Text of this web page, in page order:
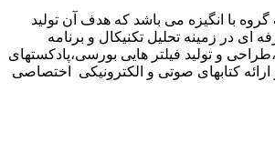
با انگیزه می باشد که هدف آن تولید
ای در زمینه تحلیل تکنیکال و برنامه
و تولید فیلتر هایی بورسی،پادکستهای
کتابهای صوتی و الکترونیکی اختصاصی